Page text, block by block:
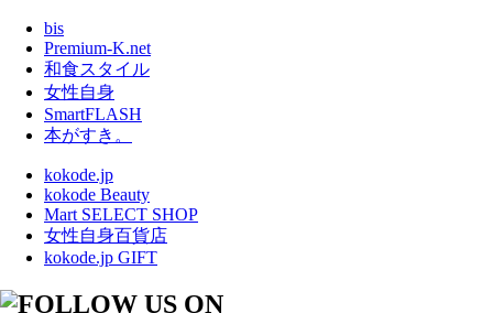
bis
Premium-K.net
和食スタイル
女性自身
SmartFLASH
本がすき。
kokode.jp
kokode Beauty
Mart SELECT SHOP
女性自身百貨店
kokode.jp GIFT